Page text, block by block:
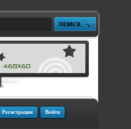
Регистрация Войти